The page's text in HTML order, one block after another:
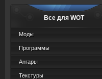
Все для WOT
Моды
Программы
Ангары
Текстуры